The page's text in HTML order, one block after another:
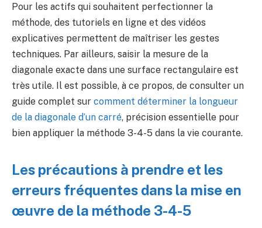
Pour les actifs qui souhaitent perfectionner la
méthode, des tutoriels en ligne et des vidéos
explicatives permettent de maîtriser les gestes
techniques. Par ailleurs, saisir la mesure de la
diagonale exacte dans une surface rectangulaire est
très utile. Il est possible, à ce propos, de consulter un
guide complet sur comment déterminer la longueur
de la diagonale d’un carré, précision essentielle pour
bien appliquer la méthode 3-4-5 dans la vie courante.
Les précautions à prendre et les
erreurs fréquentes dans la mise en
œuvre de la méthode 3-4-5